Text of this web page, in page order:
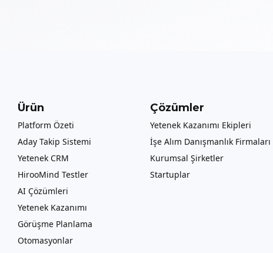
Ürün
Platform Özeti
Aday Takip Sistemi
Yetenek CRM
HirooMind Testler
AI Çözümleri
Yetenek Kazanımı
Görüşme Planlama
Otomasyonlar
Çözümler
Yetenek Kazanımı Ekipleri
İşe Alım Danışmanlık Firmaları
Kurumsal Şirketler
Startuplar